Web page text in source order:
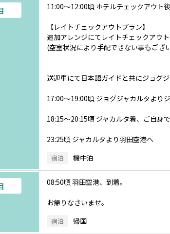
11:00～12:00頃 ホテルチェックアウト
【レイトチェックアウトプラン】
追加アレンジにてレイトチェックアウ
(空室状況により手配できない事もござ
送迎車にて日本語ガイドと共にジョグジ
17:00～19:00頃 ジョグジャカルタよりジ
18:15～20:15頃 ジャカルタ着、ご自身
23:25頃 ジャカルタより羽田空港へ
宿泊 機中泊
08:50頃 羽田空港、到着。
お帰りなさいませ。
宿泊 帰国